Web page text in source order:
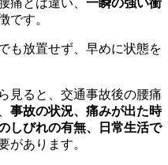
です。
も放置せず、早めに状態を
見ると、交通事故後の腰痛
事故の状況、痛みが出た時
しびれの有無、日常生活で
があります。